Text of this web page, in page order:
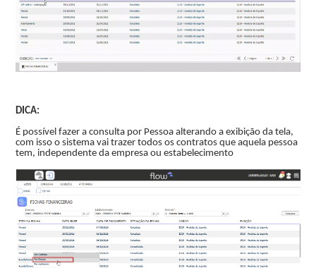
DICA:
É possível fazer a consulta por Pessoa alterando a exibição da tela,
com isso o sistema vai trazer todos os contratos que aquela pessoa
tem, independente da empresa ou estabelecimento